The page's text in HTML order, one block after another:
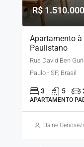
R$
Apartamento
Paulistano
Rua David Ben
Paulo - SP, Brasil
3 5
APARTAMENTO
Elaine Genovezi